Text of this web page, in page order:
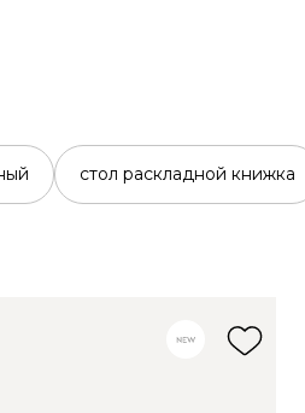
стол раскладной книжка